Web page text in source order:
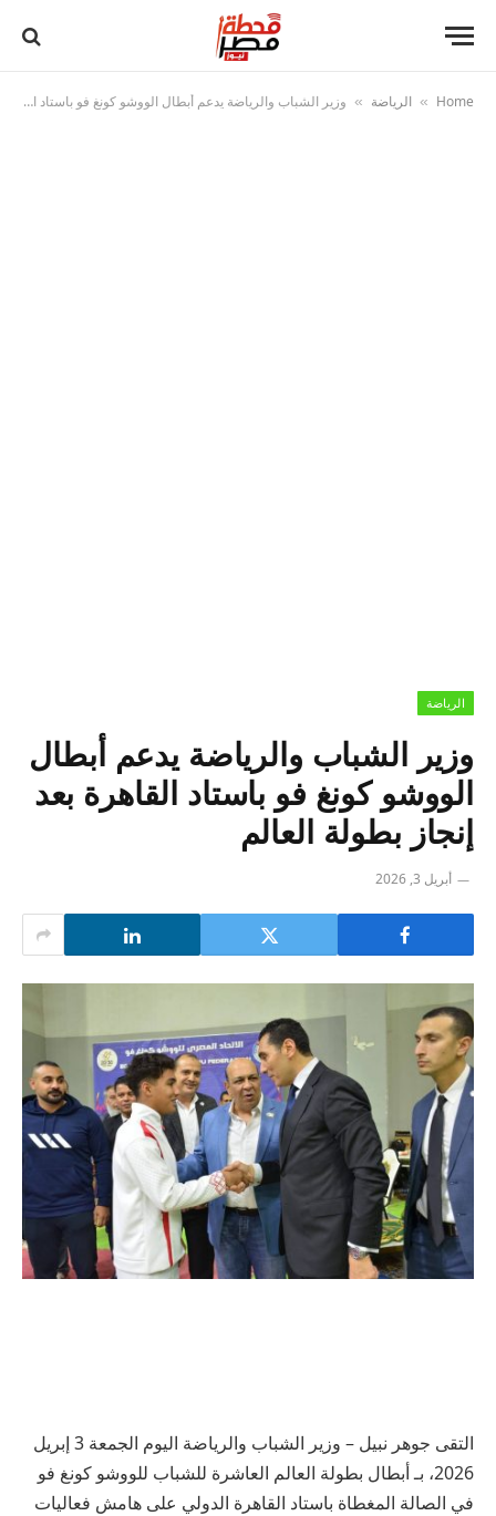
Home
» الرياضة » وزير الشباب والرياضة يدعم أبطال الووشو كونغ فو باستاد القاهرة بعد إنجاز بطولة العالم
الرياضة
وزير الشباب والرياضة يدعم أبطال
الووشو كونغ فو باستاد القاهرة بعد
إنجاز بطولة العالم
أبريل 3, 2026
التقى جوهر نبيل – وزير الشباب والرياضة اليوم الجمعة 3 إبريل
2026، بـ أبطال بطولة العالم العاشرة للشباب للووشو كونغ فو
في الصالة المغطاة باستاد القاهرة الدولي على هامش فعاليات